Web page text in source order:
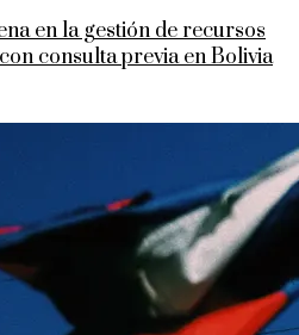
en la gestión de recursos
consulta previa en Bolivia